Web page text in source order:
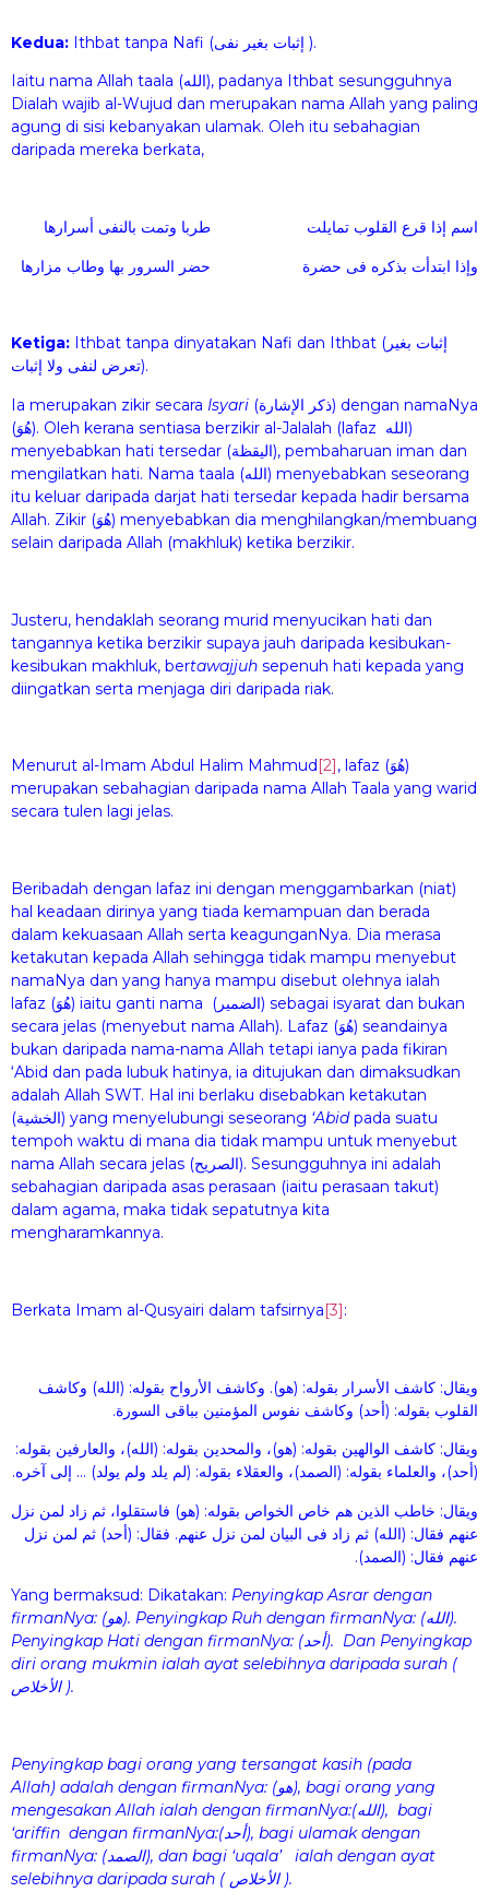
Kedua:
Ithbat tanpa Nafi (إثبات بغير نفى ).
Iaitu nama Allah taala (الله), padanya Ithbat sesungguhnya
Dialah wajib al-Wujud dan merupakan nama Allah yang paling
agung di sisi kebanyakan ulamak. Oleh itu sebahagian
daripada mereka berkata,
اسم إذا قرع القلوب تمايلت طربا وتمت بالنفى أسرارها
وإذا ابتدأت بذكره فى حضرة حضر السرور بها وطاب مزارها
Ketiga: Ithbat tanpa dinyatakan Nafi dan Ithbat (إثبات بغير
تعرض لنفى ولا إثبات).
Ia merupakan zikir secara Isyari (ذكر الإشارة) dengan namaNya
(هُوَ). Oleh kerana sentiasa berzikir al-Jalalah (lafaz الله)
menyebabkan hati tersedar (اليقظة), pembaharuan iman dan
mengilatkan hati. Nama taala (الله) menyebabkan seseorang
itu keluar daripada darjat hati tersedar kepada hadir bersama
Allah. Zikir (هُوَ) menyebabkan dia menghilangkan/membuang
selain daripada Allah (makhluk) ketika berzikir.
Justeru, hendaklah seorang murid menyucikan hati dan
tangannya ketika berzikir supaya jauh daripada kesibukan-
kesibukan makhluk, bertawajjuh sepenuh hati kepada yang
diingatkan serta menjaga diri daripada riak.
Menurut al-Imam Abdul Halim Mahmud [2] , lafaz (هُوَ)
merupakan sebahagian daripada nama Allah Taala yang warid
secara tulen lagi jelas.
Beribadah dengan lafaz ini dengan menggambarkan (niat)
hal keadaan dirinya yang tiada kemampuan dan berada
dalam kekuasaan Allah serta keagunganNya. Dia merasa
ketakutan kepada Allah sehingga tidak mampu menyebut
namaNya dan yang hanya mampu disebut olehnya ialah
lafaz (هُوَ) iaitu ganti nama (الضمير) sebagai isyarat dan bukan
secara jelas (menyebut nama Allah). Lafaz (هُوَ) seandainya
bukan daripada nama-nama Allah tetapi ianya pada fikiran
‘Abid dan pada lubuk hatinya, ia ditujukan dan dimaksudkan
adalah Allah SWT. Hal ini berlaku disebabkan ketakutan
(الخشية) yang menyelubungi seseorang ‘Abidpada suatu
tempoh waktu di mana dia tidak mampu untuk menyebut
nama Allah secara jelas (الصريح). Sesungguhnya ini adalah
sebahagian daripada asas perasaan (iaitu perasaan takut)
dalam agama, maka tidak sepatutnya kita
mengharamkannya.
Berkata Imam al-Qusyairi dalam tafsirnya[3]:
ويقال: كاشف الأسرار بقوله: (هو). وكاشف الأرواح بقوله: (الله) وكاشف
القلوب بقوله: (أحد) وكاشف نفوس المؤمنين بباقى السورة.
ويقال: كاشف الوالهين بقوله: (هو)، والمحدين بقوله: (الله)، والعارفين بقوله:
(أحد)، والعلماء بقوله: (الصمد)، والعقلاء بقوله: (لم يلد ولم يولد) … إلى آخره.
ويقال: خاطب الذين هم خاص الخواص بقوله: (هو) فاستقلوا، ثم زاد لمن نزل
عنهم فقال: (الله) ثم زاد فى البيان لمن نزل عنهم. فقال: (أحد) ثم لمن نزل
عنهم فقال: (الصمد).
Yang bermaksud: Dikatakan: Penyingkap Asrar dengan
firmanNya:
(هو) . Penyingkap Ruh dengan firmanNya: (الله).
Penyingkap Hati dengan firmanNya: (أحد). Dan Penyingkap
diri orang mukmin ialah ayat selebihnya daripada surah (
الأخلاص ).
Penyingkap bagi orang yang tersangat kasih (pada
Allah)
adalah dengan firmanNya: (هو), bagi orang yang
mengesakan Allah ialah
dengan firmanNya:(الله), bagi
‘ariffin dengan firmanNya:(أحد), bagi ulamak dengan
firmanNya: (الصمد), dan bagi ‘uqala’ ialah dengan ayat
selebihnya daripada surah ( الأخلاص ).